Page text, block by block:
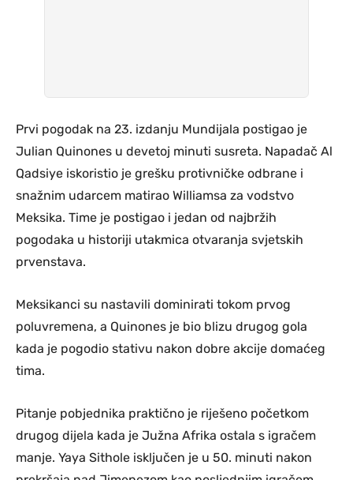
Prvi pogodak na 23. izdanju Mundijala postigao je
Julian Quinones u devetoj minuti susreta. Napadač Al
Qadsiye iskoristio je grešku protivničke odbrane i
snažnim udarcem matirao Williamsa za vodstvo
Meksika. Time je postigao i jedan od najbržih
pogodaka u historiji utakmica otvaranja svjetskih
prvenstava.
Meksikanci su nastavili dominirati tokom prvog
poluvremena, a Quinones je bio blizu drugog gola
kada je pogodio stativu nakon dobre akcije domaćeg
tima.
Pitanje pobjednika praktično je riješeno početkom
drugog dijela kada je Južna Afrika ostala s igračem
manje. Yaya Sithole isključen je u 50. minuti nakon